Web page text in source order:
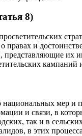
8)
правах и
их
кампаний
мер и
и связи, в
так и в
в этих